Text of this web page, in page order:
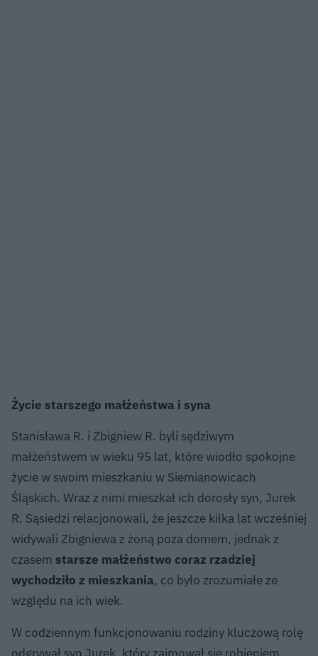
Życie starszego małżeństwa i syna
Stanisława R. i Zbigniew R. byli sędziwym
małżeństwem w wieku 95 lat, które wiodło spokojne
życie w swoim mieszkaniu w Siemianowicach
Śląskich. Wraz z nimi mieszkał ich dorosły syn, Jurek
R. Sąsiedzi relacjonowali, że jeszcze kilka lat wcześniej
widywali Zbigniewa z żoną poza domem, jednak z
czasem starsze małżeństwo coraz rzadziej
wychodziło z mieszkania, co było zrozumiałe ze
względu na ich wiek.
W codziennym funkcjonowaniu rodziny kluczową rolę
odgrywał syn Jurek, który zajmował się robieniem